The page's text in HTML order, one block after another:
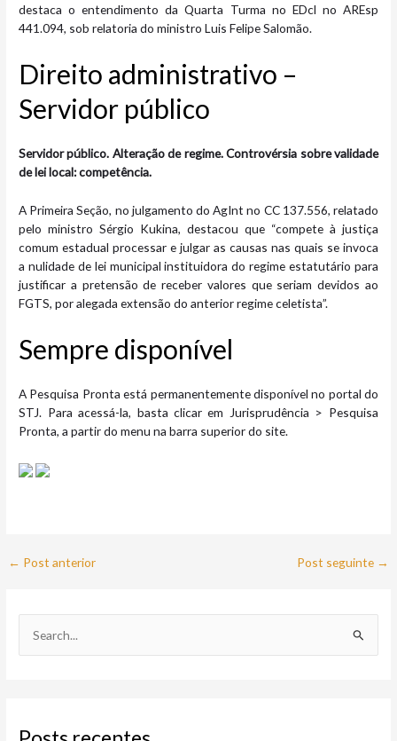
destaca o entendimento da Quarta Turma no EDcl no AREsp
441.094, sob relatoria do ministro Luis Felipe Salomão.
Direito administrativo –
Servidor público
Servidor público. Alteração de regime. Controvérsia sobre validade
de lei local: competência.
A Primeira Seção, no julgamento do AgInt no CC 137.556, relatado
pelo ministro Sérgio Kukina, destacou que “compete à justiça
comum estadual processar e julgar as causas nas quais se invoca
a nulidade de lei municipal instituidora do regime estatutário para
justificar a pretensão de receber valores que seriam devidos ao
FGTS, por alegada extensão do anterior regime celetista”.
Sempre disponível
A Pesquisa Pronta está permanentemente disponível no portal do
STJ. Para acessá-la, basta clicar em Jurisprudência > Pesquisa
Pronta, a partir do menu na barra superior do site.
← Post anterior Post seguinte →
u